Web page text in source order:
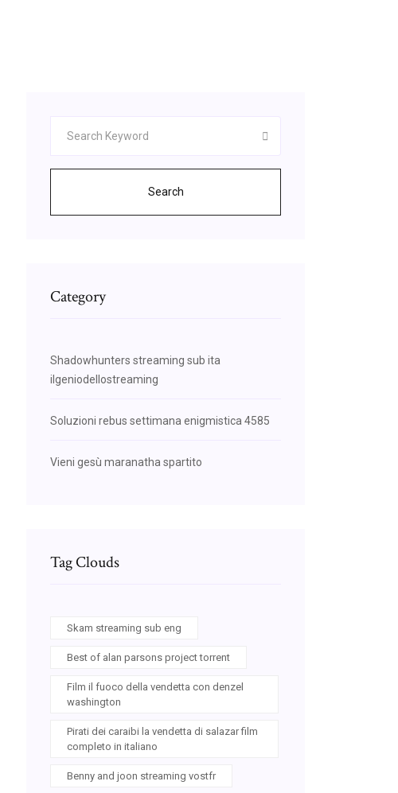
Search
Category
Shadowhunters streaming sub ita
ilgeniodellostreaming
Soluzioni rebus settimana enigmistica 4585
Vieni gesù maranatha spartito
Tag Clouds
Skam streaming sub eng
Best of alan parsons project torrent
Film il fuoco della vendetta con denzel
washington
Pirati dei caraibi la vendetta di salazar film
completo in italiano
Benny and joon streaming vostfr